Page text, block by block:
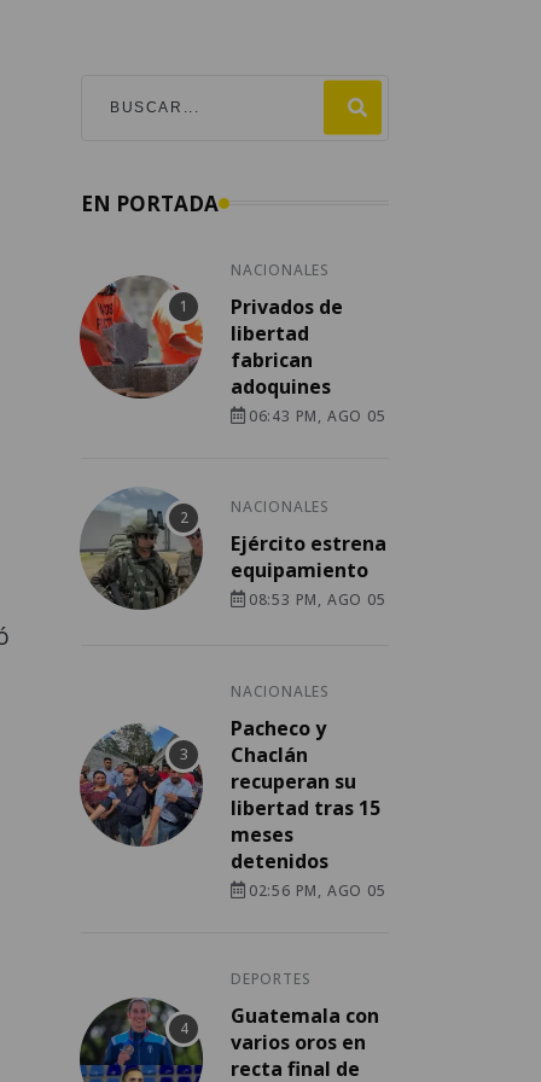
EN PORTADA
NACIONALES
Privados de
libertad
fabrican
adoquines
06:43 PM, AGO 05
NACIONALES
Ejército estrena
equipamiento
08:53 PM, AGO 05
NACIONALES
Pacheco y
Chaclán
recuperan su
libertad tras 15
meses
detenidos
02:56 PM, AGO 05
DEPORTES
Guatemala con
varios oros en
recta final de